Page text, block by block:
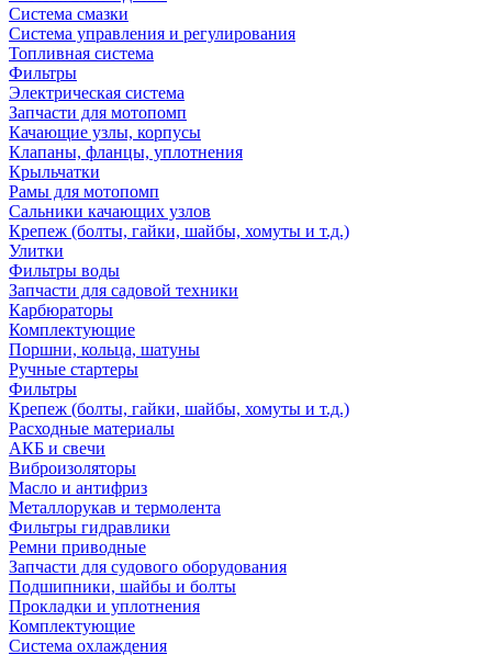
Система смазки
Система управления и регулирования
Топливная система
Фильтры
Электрическая система
Запчасти для мотопомп
Качающие узлы, корпусы
Клапаны, фланцы, уплотнения
Крыльчатки
Рамы для мотопомп
Сальники качающих узлов
Крепеж (болты, гайки, шайбы, хомуты и т.д.)
Улитки
Фильтры воды
Запчасти для садовой техники
Карбюраторы
Комплектующие
Поршни, кольца, шатуны
Ручные стартеры
Фильтры
Крепеж (болты, гайки, шайбы, хомуты и т.д.)
Расходные материалы
АКБ и свечи
Виброизоляторы
Масло и антифриз
Металлорукав и термолента
Фильтры гидравлики
Ремни приводные
Запчасти для судового оборудования
Подшипники, шайбы и болты
Прокладки и уплотнения
Комплектующие
Система охлаждения